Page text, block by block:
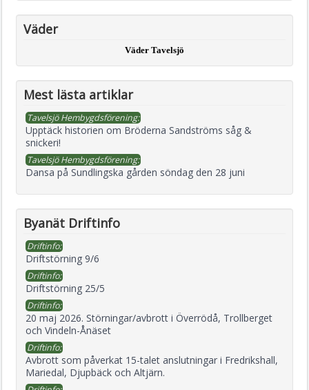
Väder
Väder Tavelsjö
Mest lästa artiklar
Tavelsjö Hembygdsförening:
Upptäck historien om Bröderna Sandströms såg &
snickeri!
Tavelsjö Hembygdsförening:
Dansa på Sundlingska gården söndag den 28 juni
Byanät Driftinfo
Driftinfo:
Driftstörning 9/6
Driftinfo:
Driftstörning 25/5
Driftinfo:
20 maj 2026. Störningar/avbrott i Överrödå, Trollberget
och Vindeln-Ånäset
Driftinfo:
Avbrott som påverkat 15-talet anslutningar i Fredrikshall,
Mariedal, Djupbäck och Altjärn.